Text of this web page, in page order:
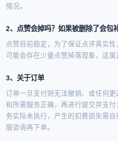
情况。
2、点赞会掉吗？如果被删除了会包
点赞目前稳定，为了保证点评真实性
可能会存在少量点赞掉落现象，这属
3、关于订单
订单一旦支付则无法撤销、或任何
和所需服务正确，再进行提交并支
务实际未执行，产生的扣费损失需
服咨询再下单。